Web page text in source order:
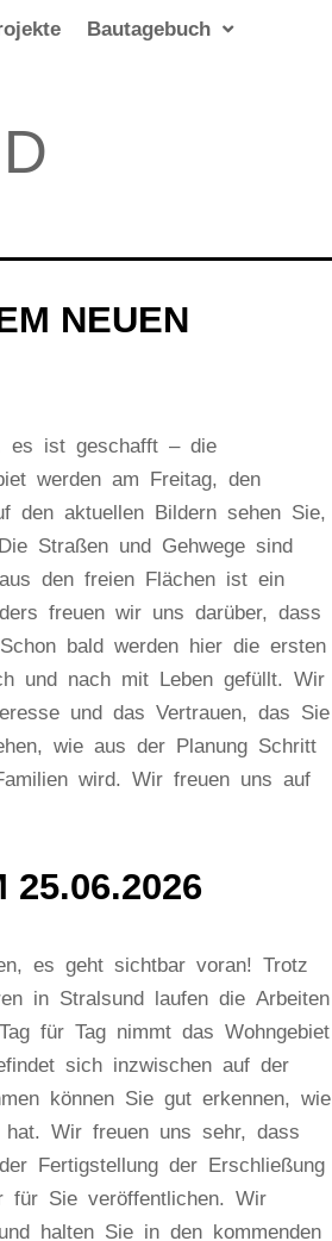
Bautagebuch
NEUEN
es ist geschafft – die
werden am Freitag, den
den aktuellen Bildern sehen Sie,
Straßen und Gehwege sind
den freien Flächen ist ein
freuen wir uns darüber, dass
bald werden hier die ersten
und nach mit Leben gefüllt. Wir
und das Vertrauen, das Sie
wie aus der Planung Schritt
wird. Wir freuen uns auf
25.06.2026
es geht sichtbar voran! Trotz
in Stralsund laufen die Arbeiten
für Tag nimmt das Wohngebiet
sich inzwischen auf der
können Sie gut erkennen, wie
hat. Wir freuen uns sehr, dass
Fertigstellung der Erschließung
für Sie veröffentlichen. Wir
halten Sie in den kommenden